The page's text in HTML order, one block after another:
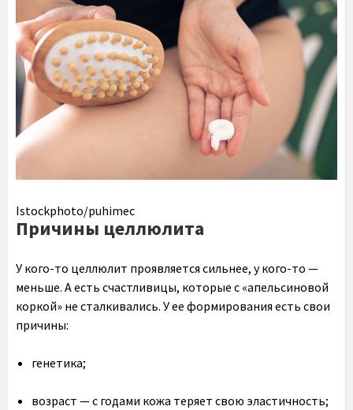
Istockphoto/puhimec
Причины целлюлита
У кого-то целлюлит проявляется сильнее, у кого-то —
меньше. А есть счастливицы, которые с «апельсиновой
коркой» не сталкивались. У ее формирования есть свои
причины:
генетика;
возраст — с годами кожа теряет свою эластичность;